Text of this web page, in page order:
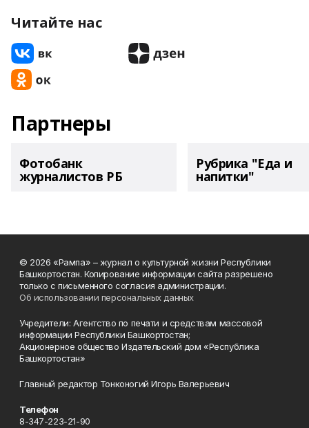
Читайте нас
Партнеры
Фотобанк
журналистов РБ
Рубрика "Еда и
напитки"
© 2026 «Рампа» – журнал о культурной жизни Республики
Башкортостан. Копирование информации сайта разрешено
только с письменного согласия администрации.
Об использовании персональных данных
Учредители: Агентство по печати и средствам массовой
информации Республики Башкортостан;
Акционерное общество Издательский дом «Республика
Башкортостан»
Главный редактор Тонконогий Игорь Валерьевич
Телефон
8-347-223-21-90